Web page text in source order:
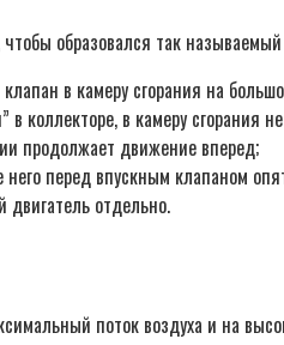
образовался так
в камеру сгорания на
коллекторе, в камеру сгорания
продолжает движение вперед;
перед впускным клапаном
отдельно.
поток воздуха и на